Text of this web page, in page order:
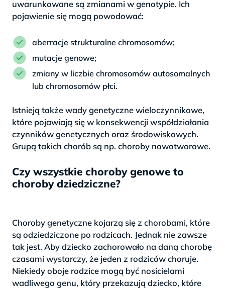
uwarunkowane są zmianami w genotypie. Ich
pojawienie się mogą powodować:
aberracje strukturalne chromosomów;
mutacje genowe;
zmiany w liczbie chromosomów autosomalnych
lub chromosomów płci.
Istnieją także wady genetyczne wieloczynnikowe,
które pojawiają się w konsekwencji współdziałania
czynników genetycznych oraz środowiskowych.
Grupą takich chorób są np. choroby nowotworowe.
Czy wszystkie choroby genowe to
choroby dziedziczne?
Choroby genetyczne kojarzą się z chorobami, które
są odziedziczone po rodzicach. Jednak nie zawsze
tak jest. Aby dziecko zachorowało na daną chorobę
czasami wystarczy, że jeden z rodziców choruje.
Niekiedy oboje rodzice mogą być nosicielami
wadliwego genu, który przekazują dziecko, które